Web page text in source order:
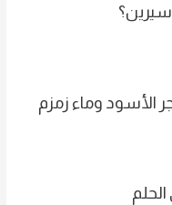
سيرين؟
الأسود وماء زمزم